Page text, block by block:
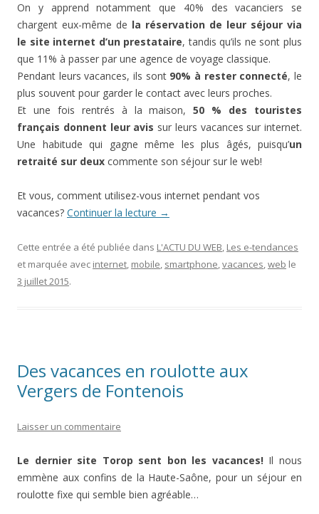
On y apprend notamment que 40% des vacanciers se
chargent eux-même de la réservation de leur séjour via
le site internet d’un prestataire, tandis qu’ils ne sont plus
que 11% à passer par une agence de voyage classique.
Pendant leurs vacances, ils sont 90% à rester connecté, le
plus souvent pour garder le contact avec leurs proches.
Et une fois rentrés à la maison,50 % des touristes
français donnent leur avis sur leurs vacances sur internet.
Une habitude qui gagne même les plus âgés, puisqu’un
retraité sur deux commente son séjour sur le web!
Et vous, comment utilisez-vous internet pendant vos
vacances? Continuer la lecture →
Cette entrée a été publiée dans L'ACTU DU WEB, Les e-tendances
et marquée avec internet, mobile, smartphone,vacances,web le
3 juillet 2015.
Des vacances en roulotte aux
Vergers de Fontenois
Laisser un commentaire
Le dernier site Torop sent bon les vacances!Il nous
emmène aux confins de la Haute-Saône, pour un séjour en
roulotte fixe qui semble bien agréable…